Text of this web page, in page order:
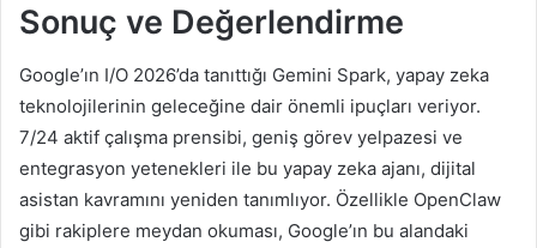
Sonuç ve Değerlendirme
Google’ın I/O 2026’da tanıttığı Gemini Spark, yapay zeka
teknolojilerinin geleceğine dair önemli ipuçları veriyor.
7/24 aktif çalışma prensibi, geniş görev yelpazesi ve
entegrasyon yetenekleri ile bu yapay zeka ajanı, dijital
asistan kavramını yeniden tanımlıyor. Özellikle OpenClaw
gibi rakiplere meydan okuması, Google’ın bu alandaki